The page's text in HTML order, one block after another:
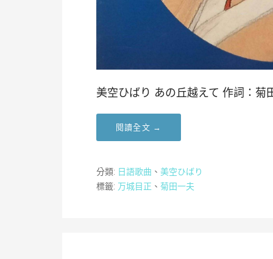
美空ひばり あの丘越えて 作詞：菊
閱讀全文 →
分類: 日語歌曲 、 美空ひばり
標籤: 万城目正 、 菊田一夫